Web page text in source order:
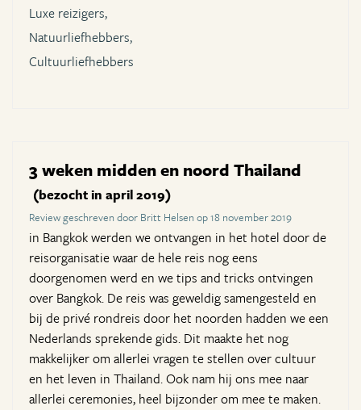
Luxe reizigers,
Natuurliefhebbers,
Cultuurliefhebbers
3 weken midden en noord Thailand
(bezocht in april 2019)
Review geschreven door Britt Helsen op 18 november 2019
in Bangkok werden we ontvangen in het hotel door de
reisorganisatie waar de hele reis nog eens
doorgenomen werd en we tips and tricks ontvingen
over Bangkok. De reis was geweldig samengesteld en
bij de privé rondreis door het noorden hadden we een
Nederlands sprekende gids. Dit maakte het nog
makkelijker om allerlei vragen te stellen over cultuur
en het leven in Thailand. Ook nam hij ons mee naar
allerlei ceremonies, heel bijzonder om mee te maken.